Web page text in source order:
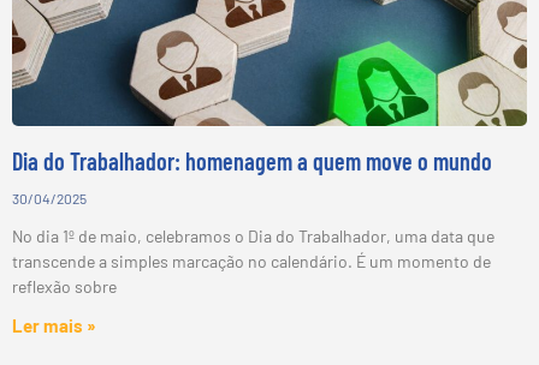
Dia do Trabalhador: homenagem a quem move o mundo
30/04/2025
No dia 1º de maio, celebramos o Dia do Trabalhador, uma data que
transcende a simples marcação no calendário. É um momento de
reflexão sobre
Ler mais »